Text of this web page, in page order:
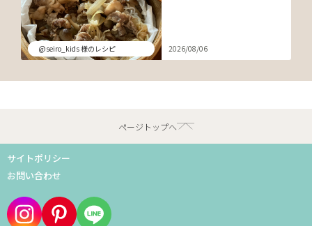
@seiro_kids 様のレシピ 2026/08/06
ページトップへ
サイトポリシー
お問い合わせ